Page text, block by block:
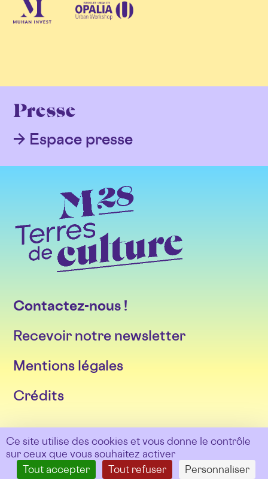
Ce site utilise des cookies et vous donne le contrôle
sur ceux que vous souhaitez activer
Tout accepter
Tout refuser Personnaliser
Presse
Espace presse
Contactez-nous !
Recevoir notre newsletter
Mentions légales
Crédits
Suivez-nous sur les réseaux